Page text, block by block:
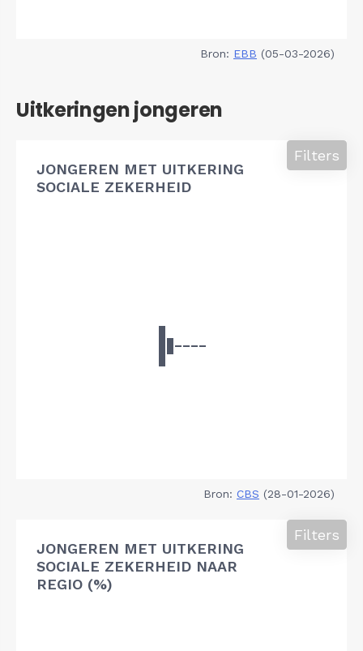
Bron: EBB (05-03-2026)
Uitkeringen jongeren
JONGEREN MET UITKERING
SOCIALE ZEKERHEID
Filters
Bron: CBS (28-01-2026)
JONGEREN MET UITKERING
SOCIALE ZEKERHEID NAAR
REGIO (%)
Filters